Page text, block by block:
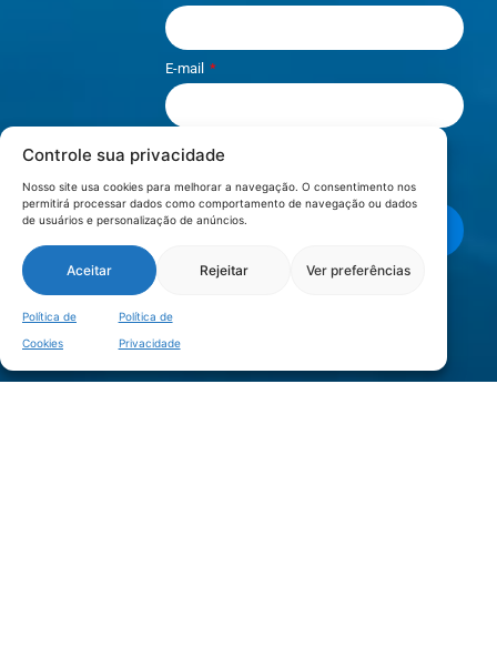
Controle sua privacidade
Nosso site usa cookies para melhorar a navegação. O consentimento nos
permitirá processar dados como comportamento de navegação ou dados
de usuários e personalização de anúncios.
Aceitar Rejeitar Ver preferências
Política de
Cookies
Política de
Privacidade
E-mail
Li e aceito os termos de
Privacidade
LOCALIZAÇÃO